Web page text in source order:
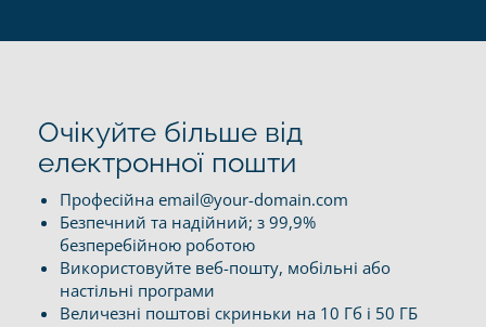
Очікуйте більше від
електронної пошти
Професійна email@your-domain.com
Безпечний та надійний; з 99,9%
безперебійною роботою
Використовуйте веб-пошту, мобільні або
настільні програми
Величезні поштові скриньки на 10 Гб і 50 ГБ